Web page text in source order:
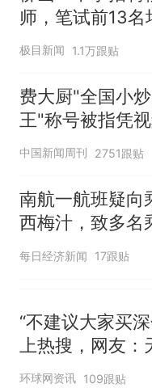
热
因
师，笔试前13名
汰？教育局：已
聘，成立调查
极目新闻 1.1万跟贴
费大厨"全国小
王"称号被指凭
官方回应
中国新闻周刊 2751跟贴
南航一航班疑向
西梅汁，致多名
行途中排队上厕
架飞机都会发放
每日经济新闻 17跟贴
“不建议大家买
上热搜，网友：
环球网资讯 109跟贴